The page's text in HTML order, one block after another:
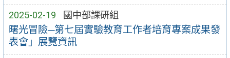
2025-02-19 國中部課研組
曙光冒險─第七屆實驗教育工作者培育專案成果發
表會」展覽資訊